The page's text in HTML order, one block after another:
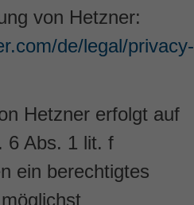
von Hetzner:
de/legal/privacy-
Hetzner erfolgt auf
6 Abs. 1 lit. f
ein berechtigtes